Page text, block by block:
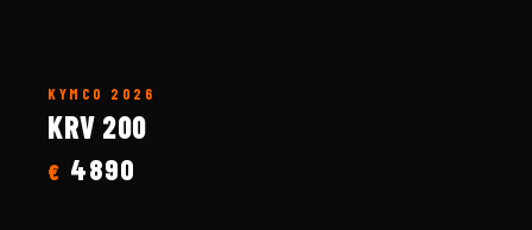
KYMCO 2026
KRV 200
€ 4890